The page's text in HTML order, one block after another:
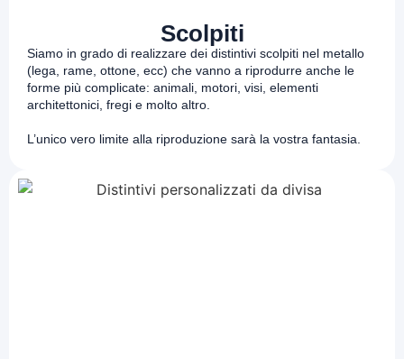
Scolpiti
Siamo in grado di realizzare dei distintivi scolpiti nel metallo
(lega, rame, ottone, ecc) che vanno a riprodurre anche le
forme più complicate: animali, motori, visi, elementi
architettonici, fregi e molto altro.
L’unico vero limite alla riproduzione sarà la vostra fantasia.